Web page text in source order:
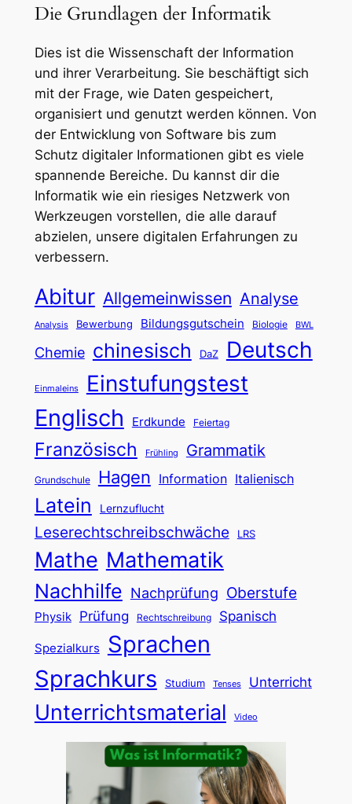
Die Grundlagen der Informatik
Dies ist die Wissenschaft der Information
und ihrer Verarbeitung. Sie beschäftigt sich
mit der Frage, wie Daten gespeichert,
organisiert und genutzt werden können. Von
der Entwicklung von Software bis zum
Schutz digitaler Informationen gibt es viele
spannende Bereiche. Du kannst dir die
Informatik wie ein riesiges Netzwerk von
Werkzeugen vorstellen, die alle darauf
abzielen, unsere digitalen Erfahrungen zu
verbessern.
Abitur Allgemeinwissen Analyse
Analysis Bewerbung Bildungsgutschein Biologie BWL
Chemie chinesisch DaZ Deutsch
Einmaleins Einstufungstest
Englisch Erdkunde Feiertag
Französisch Frühling Grammatik
Grundschule Hagen Information Italienisch
Latein Lernzuflucht
Leserechtschreibschwäche LRS
Mathe Mathematik
Nachhilfe Nachprüfung Oberstufe
Physik Prüfung Rechtschreibung Spanisch
Spezialkurs
Sprachen
Sprachkurs
Studium Tenses Unterricht
Unterrichtsmaterial Video